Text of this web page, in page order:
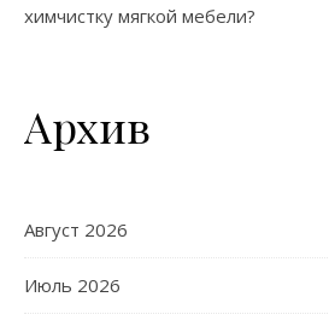
химчистку мягкой мебели?
Архив
Август 2026
Июль 2026